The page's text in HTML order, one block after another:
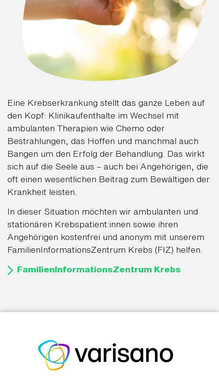
Eine Krebserkrankung stellt das ganze Leben auf
den Kopf: Klinikaufenthalte im Wechsel mit
ambulanten Therapien wie Chemo oder
Bestrahlungen, das Hoffen und manchmal auch
Bangen um den Erfolg der Behandlung. Das wirkt
sich auf die Seele aus – auch bei Angehörigen, die
oft einen wesentlichen Beitrag zum Bewältigen der
Krankheit leisten.
In dieser Situation möchten wir ambulanten und
stationären Krebspatient:innen sowie ihren
Angehörigen kostenfrei und anonym mit unserem
FamilienInformationsZentrum Krebs (FIZ) helfen.
FamilienInformationsZentrum Krebs